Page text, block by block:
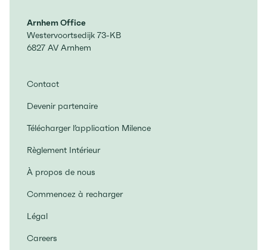
Arnhem Office
Westervoortsedijk 73-KB
6827 AV Arnhem
Contact
Devenir partenaire
Télécharger l’application Milence
Règlement Intérieur
À propos de nous
Commencez à recharger
Légal
Careers